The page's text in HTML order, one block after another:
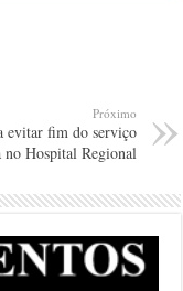
Próximo
evitar fim do serviço
no Hospital Regional